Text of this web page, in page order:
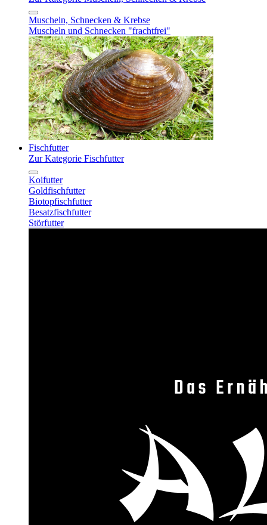
Muscheln, Schnecken & Krebse
Muscheln und Schnecken "frachtfrei"
Fischfutter
Zur Kategorie Fischfutter
Koifutter
Goldfischfutter
Biotopfischfutter
Besatzfischfutter
Störfutter